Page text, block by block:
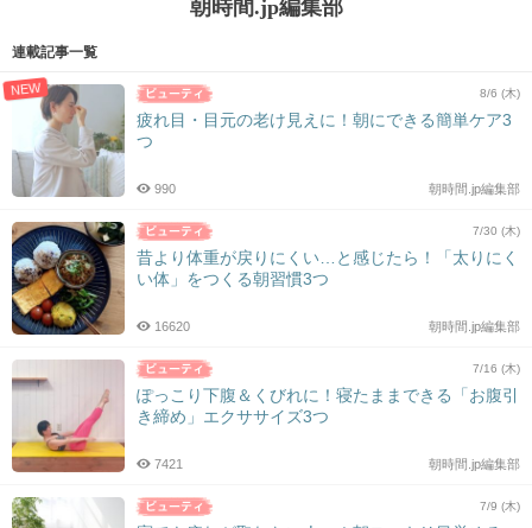
朝時間.jp編集部
連載記事一覧
NEW 8/6 (木)
疲れ目・目元の老け見えに！朝にできる簡単ケア3
つ
朝時間.jp編集部
990
7/30 (木)
昔より体重が戻りにくい…と感じたら！「太りにく
い体」をつくる朝習慣3つ
朝時間.jp編集部
16620
7/16 (木)
ぽっこり下腹＆くびれに！寝たままできる「お腹引
き締め」エクササイズ3つ
朝時間.jp編集部
7421
7/9 (木)